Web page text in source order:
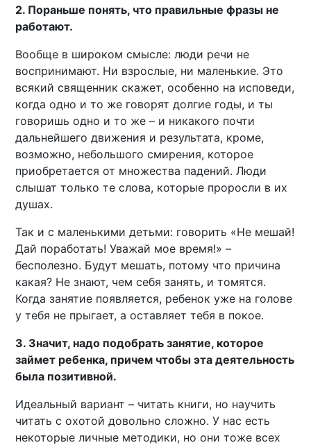
2. Пораньше понять, что правильные фразы не
работают.
Вообще в широком смысле: люди речи не
воспринимают. Ни взрослые, ни маленькие. Это
всякий священник скажет, особенно на исповеди,
когда одно и то же говорят долгие годы, и ты
говоришь одно и то же – и никакого почти
дальнейшего движения и результата, кроме,
возможно, небольшого смирения, которое
приобретается от множества падений. Люди
слышат только те слова, которые проросли в их
душах.
Так и с маленькими детьми: говорить «Не мешай!
Дай поработать! Уважай мое время!» –
бесполезно. Будут мешать, потому что причина
какая? Не знают, чем себя занять, и томятся.
Когда занятие появляется, ребенок уже на голове
у тебя не прыгает, а оставляет тебя в покое.
3. Значит, надо подобрать занятие, которое
займет ребенка, причем чтобы эта деятельность
была позитивной.
Идеальный вариант – читать книги, но научить
читать с охотой довольно сложно. У нас есть
некоторые личные методики, но они тоже всех